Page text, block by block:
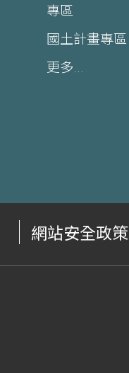
專區
國土計畫專區
更多...
網站安全政策